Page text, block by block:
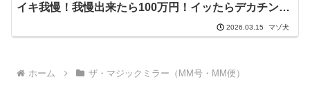
イキ我慢！我慢出来たら100万円！イッたらデカチン即
ハメ！初めてのチクイキ絶頂で敏感になったJDオマ○コ
に激ピストンで生中出し！ dvmm00191
2026.03.15 マゾ犬
ホーム ザ・マジックミラー（MM号・MM便）